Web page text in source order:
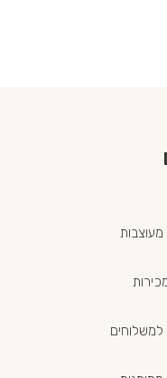
מעוצבות
למשלוחים